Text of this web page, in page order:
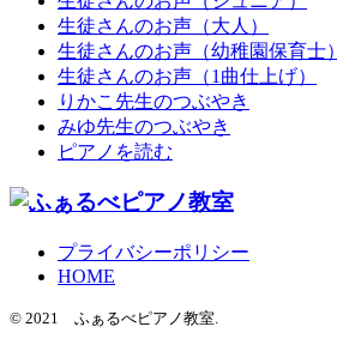
生徒さんのお声（大人）
生徒さんのお声（幼稚園保育士）
生徒さんのお声（1曲仕上げ）
りかこ先生のつぶやき
みゆ先生のつぶやき
ピアノを読む
プライバシーポリシー
HOME
© 2021 ふぁるべピアノ教室.